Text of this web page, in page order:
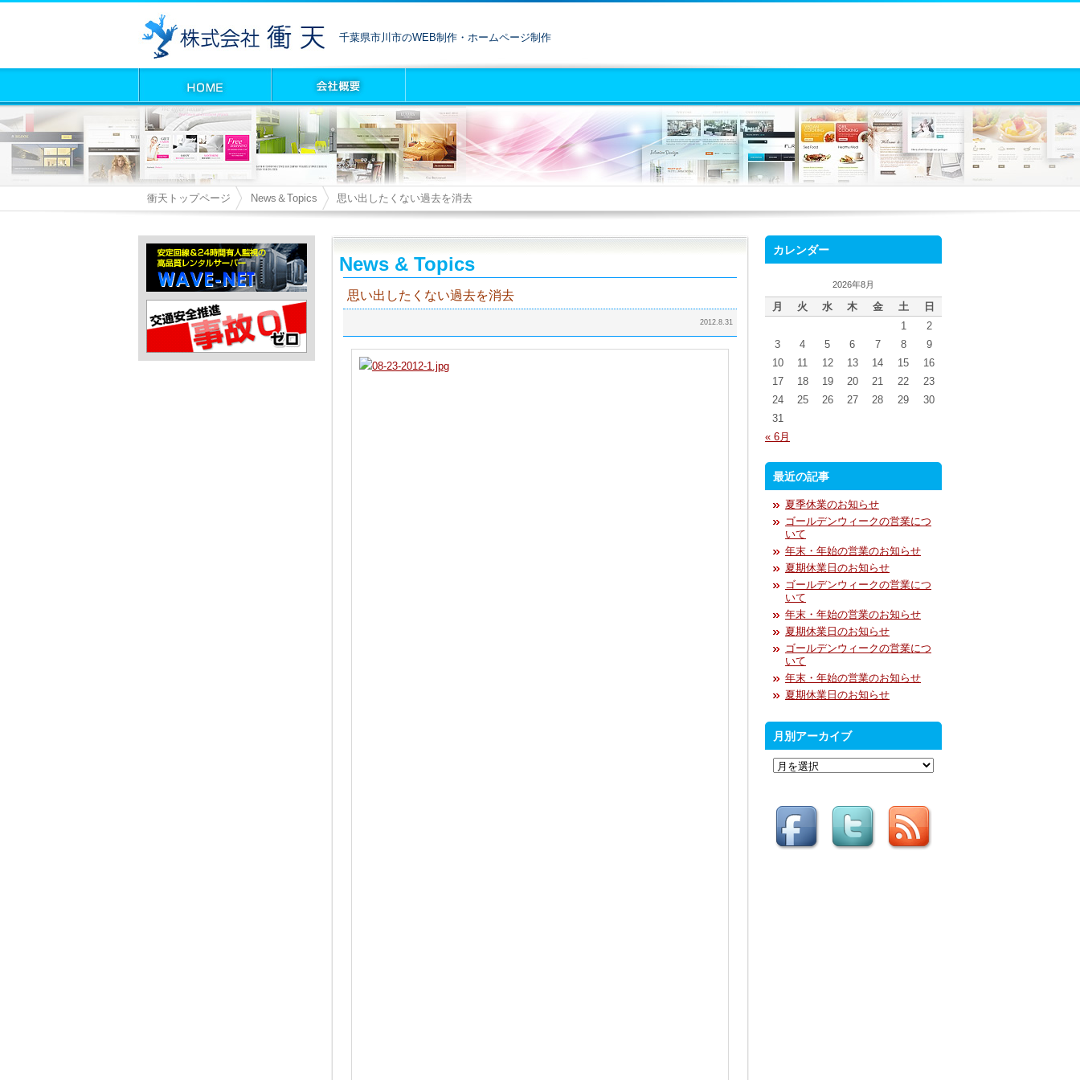
千葉県市川市のWEB制作・ホームページ制作
衝天トップページ News＆Topics 思い出したくない過去を消去
News & Topics
思い出したくない過去を消去
2012.8.31
カレンダー
2026年8月
月 火 水 木 金 土
日
1
2
3
4 5 6 7 8
9
10
11 12 13 14 15
16
17
18 19 20 21 22
23
24
25 26 27 28 29
30
31
« 6月
最近の記事
夏季休業のお知らせ
ゴールデンウィークの営業につ
いて
年末・年始の営業のお知らせ
夏期休業日のお知らせ
ゴールデンウィークの営業につ
いて
年末・年始の営業のお知らせ
夏期休業日のお知らせ
ゴールデンウィークの営業につ
いて
年末・年始の営業のお知らせ
夏期休業日のお知らせ
月別アーカイブ